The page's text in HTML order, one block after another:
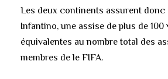
Les deux continents assurent donc
Infantino, une assise de plus de 100
équivalentes au nombre total des
membres de le FIFA.